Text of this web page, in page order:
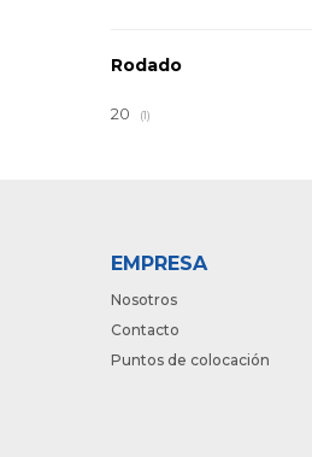
Rodado
20 (1)
EMPRESA
Nosotros
Contacto
Puntos de colocación